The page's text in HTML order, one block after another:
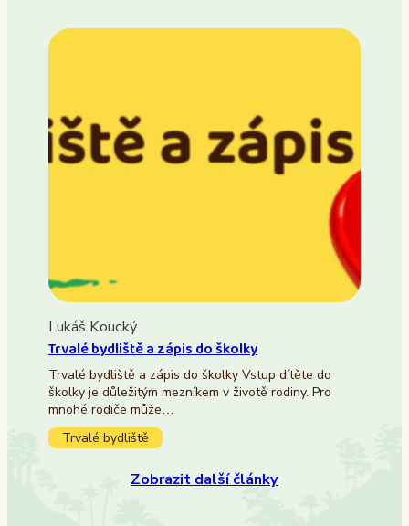
Lukáš Koucký
Trvalé bydliště a zápis do školky
Trvalé bydliště a zápis do školky Vstup dítěte do
školky je důležitým mezníkem v životě rodiny. Pro
mnohé rodiče může…
Trvalé bydliště
Zobrazit další články